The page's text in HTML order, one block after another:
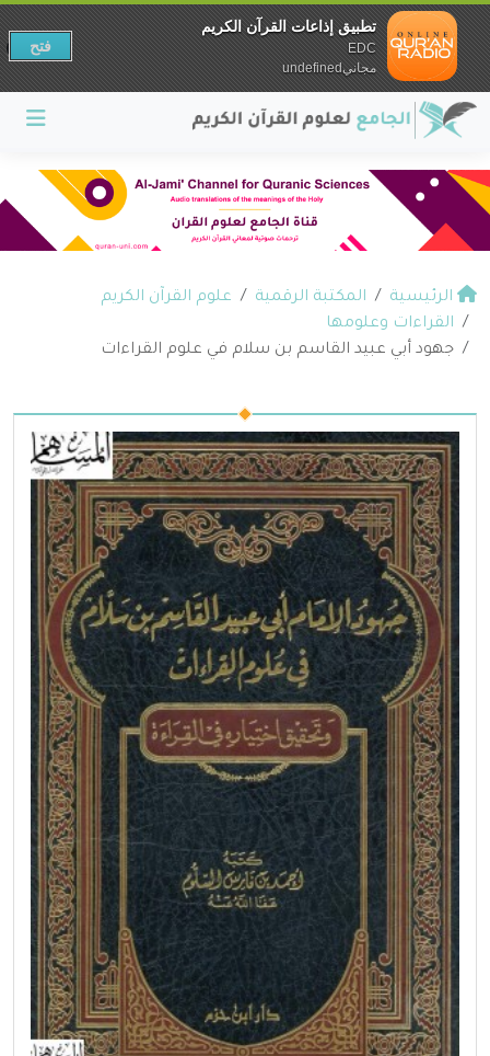
الرئيسية المكتبة الرقمية
علوم القرآن الكريم
القراءات وعلومها
جهود أبي عبيد القاسم بن سلام في علوم القراءات
تطبيق إذاعات القرآن الكريم
EDC
مجانيundefined
فتح